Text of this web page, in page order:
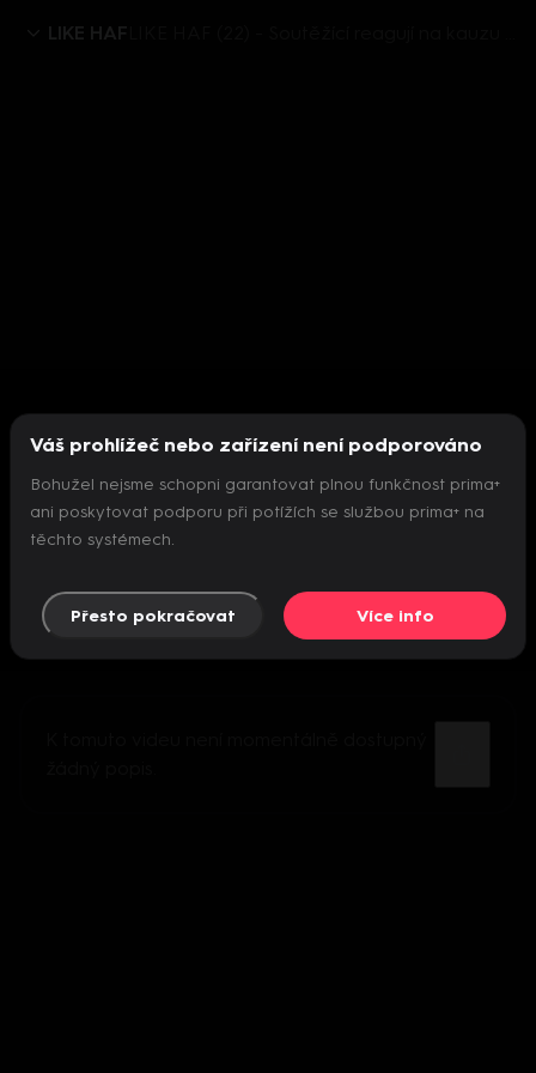
LIKE HAF
Nepodařilo se inicializovat přehrávač
Váš prohlížeč nebo zařízení není podporováno
Bohužel nejsme schopni garantovat plnou funkčnost prima+
ani poskytovat podporu při potížích se službou prima+ na
těchto systémech.
Přesto pokračovat Více info